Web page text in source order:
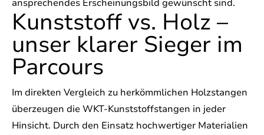
ansprechendes Erscheinungsbild gewünscht sind.
Kunststoff vs. Holz –
unser klarer Sieger im
Parcours
Im direkten Vergleich zu herkömmlichen Holzstangen
überzeugen die WKT-Kunststoffstangen in jeder
Hinsicht. Durch den Einsatz hochwertiger Materialien